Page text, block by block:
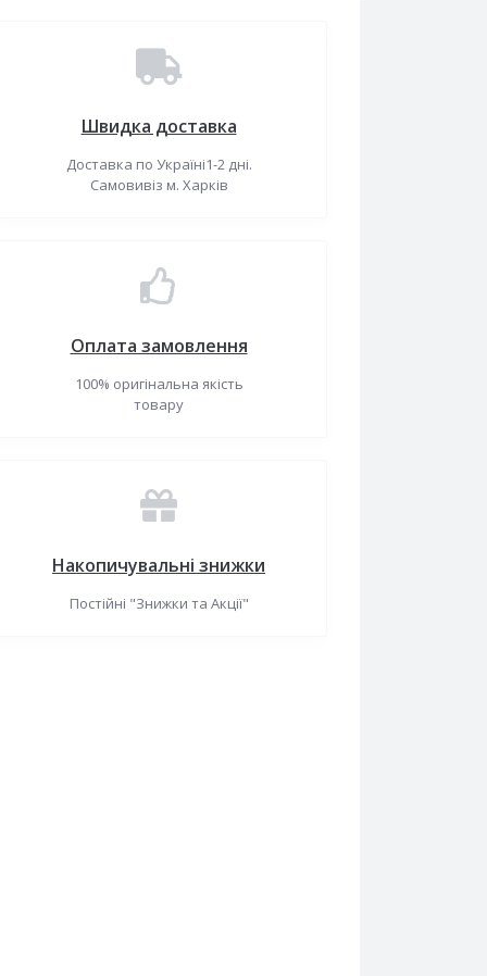
Швидка доставка
Доставка по Україні1-2 дні.
Самовивіз м. Харків
Оплата замовлення
100% оригінальна якість
товару
Накопичувальні знижки
Постійні "Знижки та Акції"